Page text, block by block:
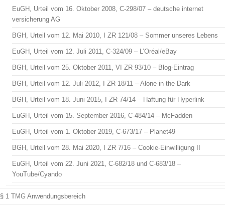
EuGH, Urteil vom 16. Oktober 2008, C-298/07 – deutsche internet
versicherung AG
BGH, Urteil vom 12. Mai 2010, I ZR 121/08 – Sommer unseres Lebens
EuGH, Urteil vom 12. Juli 2011, C-324/09 – L’Oréal/eBay
BGH, Urteil vom 25. Oktober 2011, VI ZR 93/10 – Blog-Eintrag
BGH, Urteil vom 12. Juli 2012, I ZR 18/11 – Alone in the Dark
BGH, Urteil vom 18. Juni 2015, I ZR 74/14 – Haftung für Hyperlink
EuGH, Urteil vom 15. September 2016, C-484/14 – McFadden
EuGH, Urteil vom 1. Oktober 2019, C-673/17 – Planet49
BGH, Urteil vom 28. Mai 2020, I ZR 7/16 – Cookie-Einwilligung II
EuGH, Urteil vom 22. Juni 2021, C-682/18 und C-683/18 –
YouTube/Cyando
§ 1 TMG Anwendungsbereich